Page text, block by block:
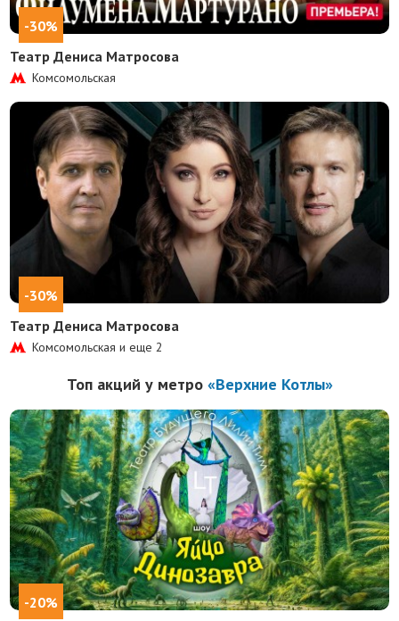
-30%
Театр Дениса Матросова
Комсомольская
-30%
Театр Дениса Матросова
Комсомольская и еще2
Топ акций у метро «Верхние Котлы»
-20%